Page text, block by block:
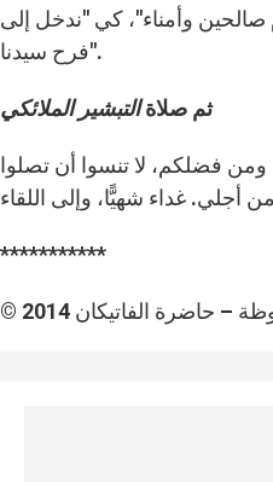
وأمناء"، كي "ندخل إلى
فرح سيدنا".
ثم صلاةالتبشير الملائكي
ومن فضلكم، لا تنسوا أن تصلوا
***********
– حاضرة الفاتيكان 2014